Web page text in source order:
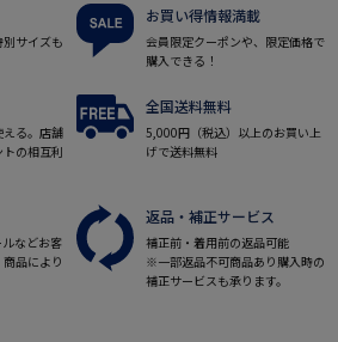
サイズも
お買い得情報満載
会員限定クーポンや、限定価格で
購入できる！
る。店舗
の相互利
全国送料無料
5,000円（税込）以上のお買い上
げで送料無料
などお客
品により
返品・補正サービス
補正前・着用前の返品可能
※一部返品不可商品あり購入時の
補正サービスも承ります。